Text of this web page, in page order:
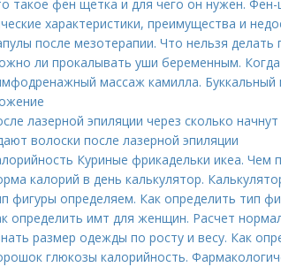
такое фен щетка и для чего он нужен.
характеристики, преимущества и
после мезотерапии. Что нельзя делать
ли прокалывать уши беременным.
массаж камилла. Буккальный
лазерной эпиляции через сколько
волоски после лазерной эпиляции
Куриные фрикадельки икеа. Чем
калорий в день калькулятор.
фигуры определяем. Как определить тип
определить имт для женщин. Расчет
размер одежды по росту и весу. Как
глюкозы калорийность.